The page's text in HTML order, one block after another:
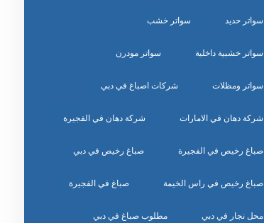
سواتر حديد سواتر خشب
سواتر خشبية داخلية سواتر مودرن
سواتر ومظلات شركات اصباغ في دبي
شركة دهان في الامارات شركة دهان في الفجيرة
صباغ رخيص في الفجيرة صباغ رخيص في دبي
صباغ رخيص في راس الخيمة صباغ في الفجيرة
محل نجار في دبي مطلوب صباغ في دبي